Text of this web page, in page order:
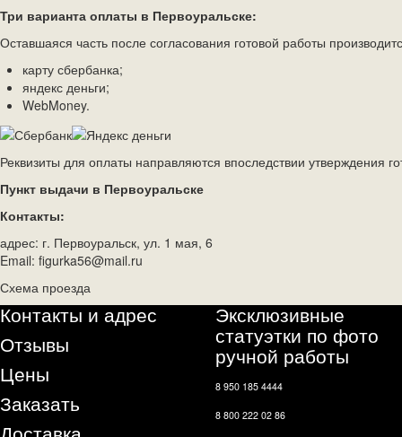
Три варианта оплаты в Первоуральске:
Оставшаяся часть после согласования готовой работы
карту сбербанка;
яндекс деньги;
WebMoney.
Реквизиты для оплаты направляются впоследствии утверждения
Пункт выдачи в Первоуральске
Контакты:
адрес: г. Первоуральск, ул. 1 мая, 6
Email: figurka56@mail.ru
Схема проезда
Контакты и адрес
Отзывы
Цены
Заказать
Эксклюзивные
статуэтки по фото
ручной работы
8 950 185 4444
8 800 222 02 86